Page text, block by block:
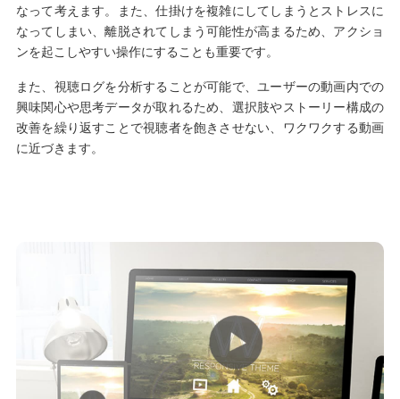
なって考えます。また、仕掛けを複雑にしてしまうとストレスに
なってしまい、離脱されてしまう可能性が高まるため、アクショ
ンを起こしやすい操作にすることも重要です。
また、視聴ログを分析することが可能で、ユーザーの動画内での
興味関心や思考データが取れるため、選択肢やストーリー構成の
改善を繰り返すことで視聴者を飽きさせない、ワクワクする動画
に近づきます。